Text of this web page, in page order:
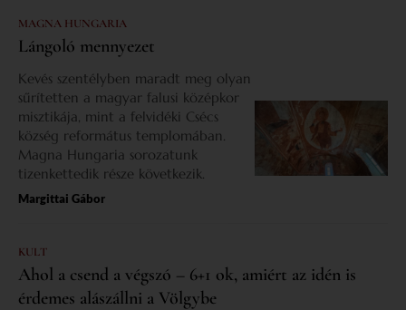
MAGNA HUNGARIA
Lángoló mennyezet
Kevés szentélyben maradt meg olyan
sűrítetten a magyar falusi középkor
misztikája, mint a felvidéki Csécs
község református templomában.
Magna Hungaria sorozatunk
tizenkettedik része következik.
Margittai Gábor
KULT
Ahol a csend a végszó – 6+1 ok, amiért az idén is
érdemes alászállni a Völgybe